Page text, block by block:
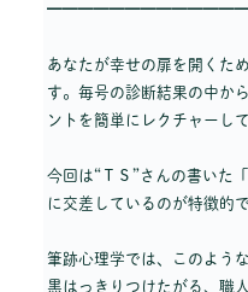
あなたが幸せの扉を開くた
す。毎号の診断結果の中か
ントを簡単にレクチャーし
今回は“ＴＳ”さんの書いた
に交差しているのが特徴的で
筆跡心理学では、このよう
黒はっきりつけたがる、職